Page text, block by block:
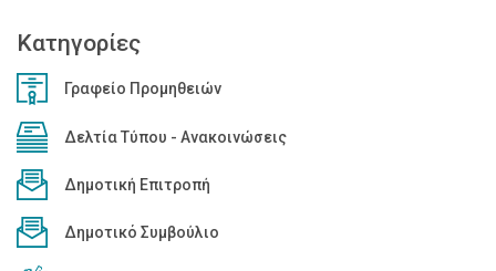
Κατηγορίες
Γραφείο Προμηθειών
Δελτία Τύπου - Ανακοινώσεις
Δημοτική Επιτροπή
Δημοτικό Συμβούλιο